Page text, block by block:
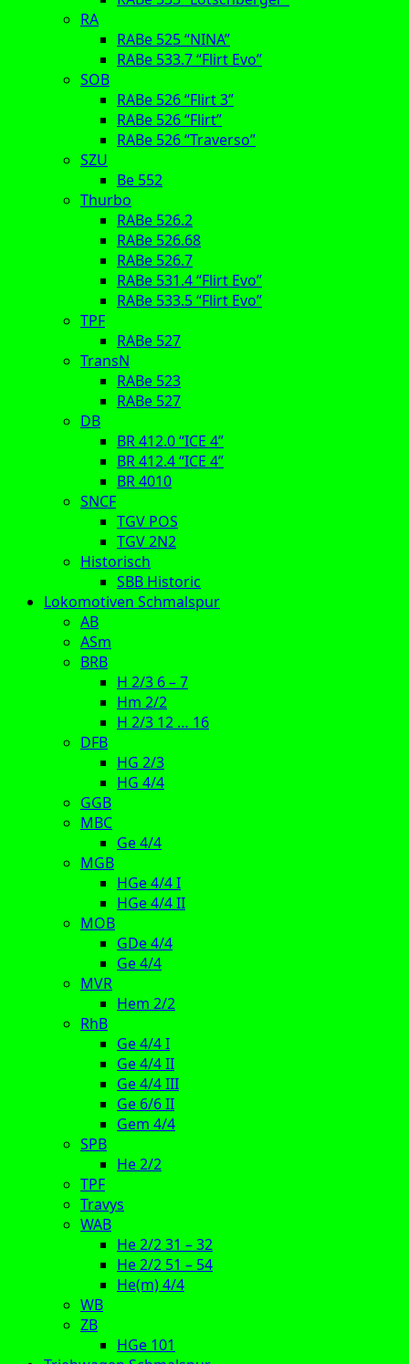
RA
RABe 525 “NINA”
RABe 533.7 “Flirt Evo”
SOB
RABe 526 “Flirt 3”
RABe 526 “Flirt”
RABe 526 “Traverso”
SZU
Be 552
Thurbo
RABe 526.2
RABe 526.68
RABe 526.7
RABe 531.4 “Flirt Evo”
RABe 533.5 “Flirt Evo”
TPF
RABe 527
TransN
RABe 523
RABe 527
DB
BR 412.0 “ICE 4”
BR 412.4 “ICE 4”
BR 4010
SNCF
TGV POS
TGV 2N2
Historisch
SBB Historic
Lokomotiven Schmalspur
AB
ASm
BRB
H 2/3 6 – 7
Hm 2/2
H 2/3 12 … 16
DFB
HG 2/3
HG 4/4
GGB
MBC
Ge 4/4
MGB
HGe 4/4 I
HGe 4/4 II
MOB
GDe 4/4
Ge 4/4
MVR
Hem 2/2
RhB
Ge 4/4 I
Ge 4/4 II
Ge 4/4 III
Ge 6/6 II
Gem 4/4
SPB
He 2/2
TPF
Travys
WAB
He 2/2 31 – 32
He 2/2 51 – 54
He(m) 4/4
WB
ZB
HGe 101